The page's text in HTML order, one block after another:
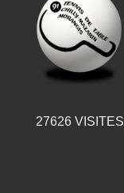
27626VISITES